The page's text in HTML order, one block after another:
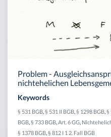
Problem -
nichtehelichen
Keywords
§ 531 BGB § 531 II BGB § 1298 BGB §
BGB § 733 BGB Art. 6 GG
§ 1378 BGB § 812 I 1 2. Fall BGB